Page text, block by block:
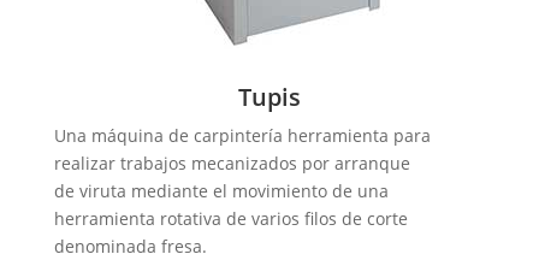
Tupis
Una máquina de carpintería herramienta para
realizar trabajos mecanizados por arranque
de viruta mediante el movimiento de una
herramienta rotativa de varios filos de corte
denominada fresa.